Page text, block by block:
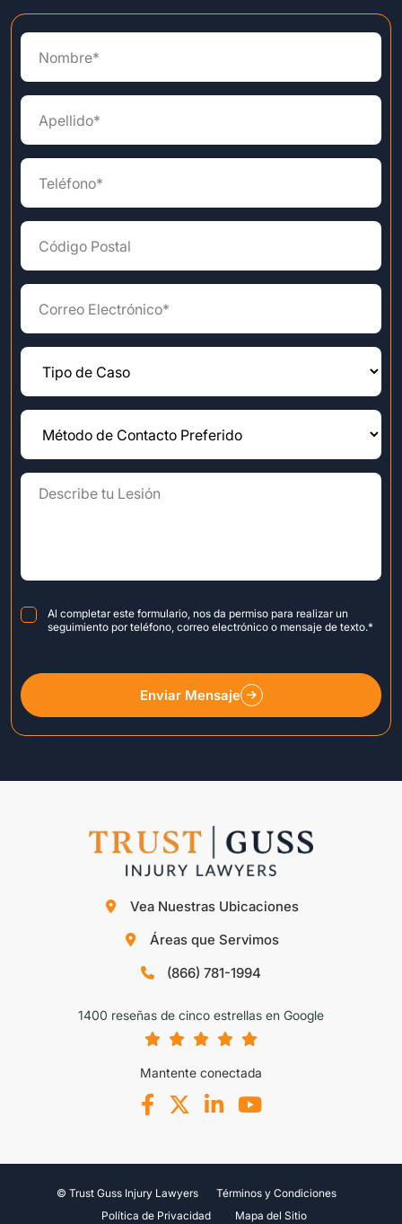
Consent*
Al completar este formulario, nos da permiso para realizar un
seguimiento por teléfono, correo electrónico o mensaje de texto.*
Enviar Mensaje
Vea Nuestras Ubicaciones
Áreas que Servimos
(866) 781-1994
1400 reseñas de cinco estrellas en Google
Mantente conectada
© Trust Guss Injury Lawyers
Términos y Condiciones
Política de Privacidad
Mapa del Sitio